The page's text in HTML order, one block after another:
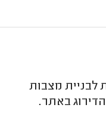
לבניית מצבות
באתר.